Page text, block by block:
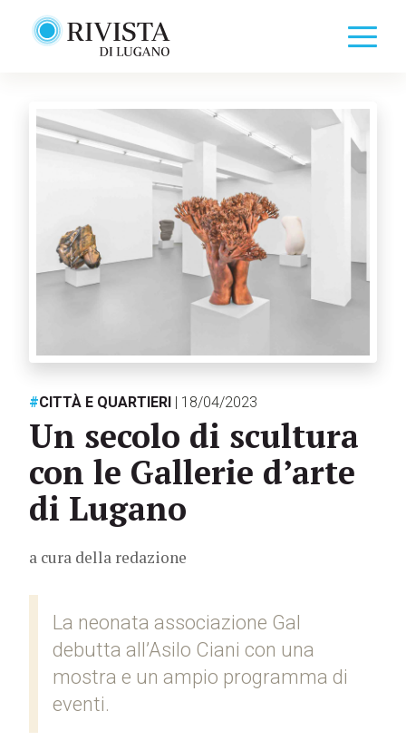
#CITTÀ E QUARTIERI | 18/04/2023
Un secolo di scultura
con le Gallerie d’arte
di Lugano
a cura della redazione
La neonata associazione Gal
debutta all’Asilo Ciani con una
mostra e un ampio programma di
eventi.